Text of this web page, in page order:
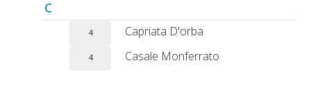
C
4 Capriata D'orba
4 Casale Monferrato